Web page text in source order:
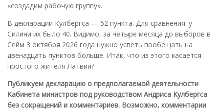
«создадим рабочую группу».
В декларации Кулбергса — 52 пункта. Для сравнения: у
Силини их было 40. Видимо, за четыре месяца до выборов в
Сейм 3 октября 2026 года нужно успеть пообещать на
двенадцать пунктов больше. Итак, что из этого касается
простого жителя Латвии?
Публикуем декларацию о предполагаемой деятельности
Кабинета министров под руководством Андриса Кулбергса
без сокращений и комментариев. Возможно, комментарии